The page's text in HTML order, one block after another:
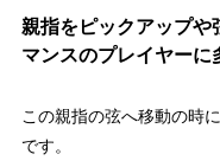
親指をピックアップや
マンスのプレイヤーに
この親指の弦へ移動の時
です。